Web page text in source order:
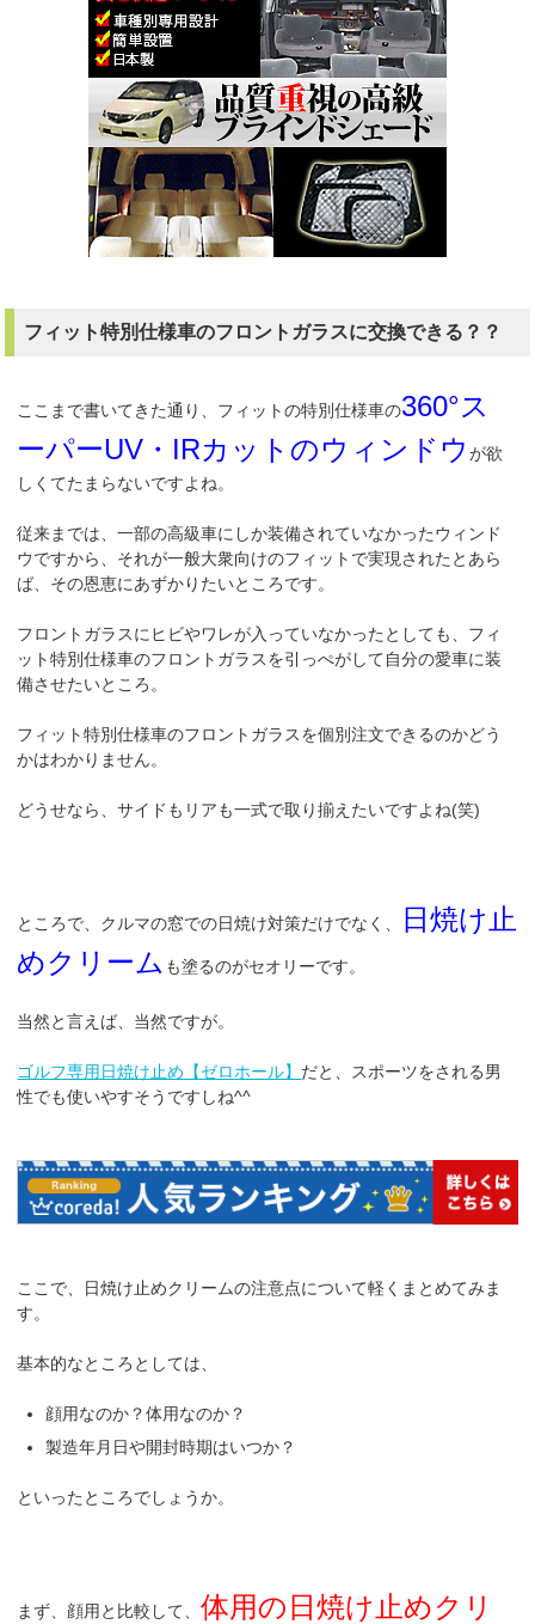
フィット特別仕様車のフロントガラスに交換できる？？
ここまで書いてきた通り、フィットの特別仕様車の360°ス
ーパーUV・IRカットのウィンドウが欲
しくてたまらないですよね。
従来までは、一部の高級車にしか装備されていなかったウィンド
ウですから、それが一般大衆向けのフィットで実現されたとあら
ば、その恩恵にあずかりたいところです。
フロントガラスにヒビやワレが入っていなかったとしても、フィ
ット特別仕様車のフロントガラスを引っぺがして自分の愛車に装
備させたいところ。
フィット特別仕様車のフロントガラスを個別注文できるのかどう
かはわかりません。
どうせなら、サイドもリアも一式で取り揃えたいですよね(笑)
ところで、クルマの窓での日焼け対策だけでなく、
日焼け止
めクリーム も塗るのがセオリーです。
当然と言えば、当然ですが。
ゴルフ専用日焼け止め【ゼロホール】 だと、スポーツをされる男
性でも使いやすそうですしね^^
ここで、日焼け止めクリームの注意点について軽くまとめてみま
す。
基本的なところとしては、
顔用なのか？体用なのか？
製造年月日や開封時期はいつか？
といったところでしょうか。
まず、顔用と比較して、体用の日焼け止めクリ